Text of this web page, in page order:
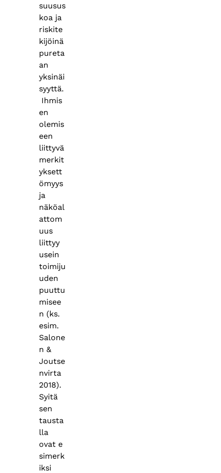
suusus
koa ja
riskite
kijöinä
pureta
an
yksinäi
syyttä.
Ihmis
en
olemis
een
liittyvä
merkit
yksett
ömyys
ja
näköal
attom
uus
liittyy
usein
toimiju
uden
puuttu
misee
n (ks.
esim.
Salone
n &
Joutse
nvirta
2018).
Syitä
sen
tausta
lla
ovat e
simerk
iksi